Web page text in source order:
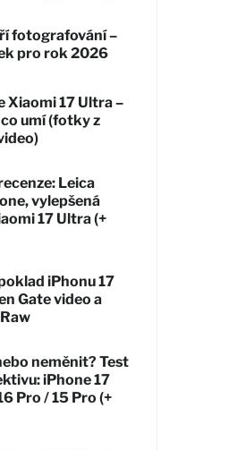
fotografování –
pro rok 2026
Xiaomi 17 Ultra –
umí (fotky z
Leica
vylepšená
17 Ultra (+
iPhonu 17
Gate video a
neměnit? Test
iPhone 17
Pro / 15 Pro (+